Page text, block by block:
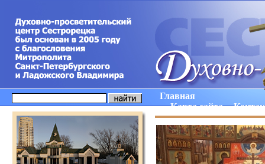
Главная
Карта сайта